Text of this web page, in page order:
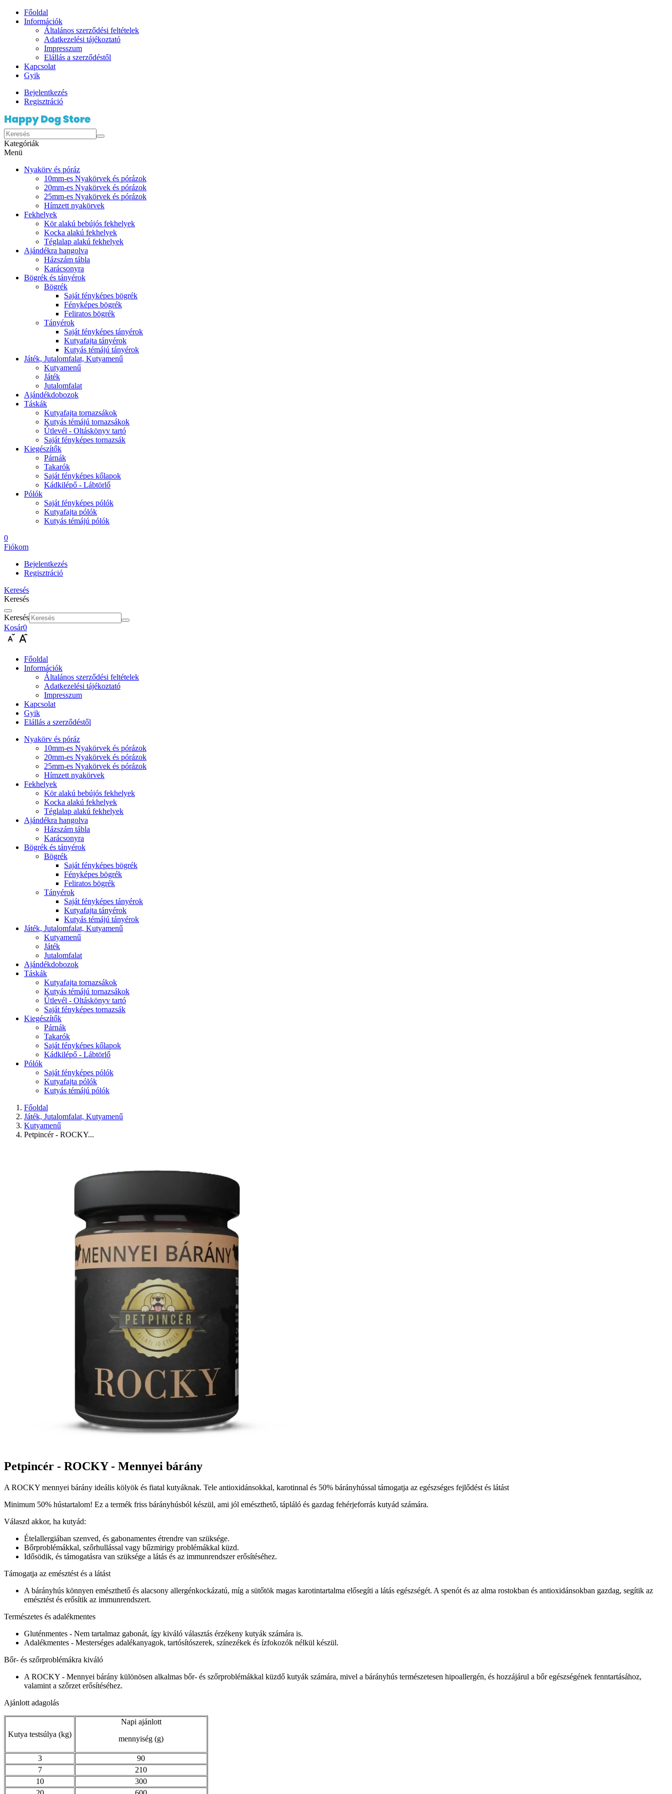
Főoldal
Információk
Általános szerződési feltételek
Adatkezelési tájékoztató
Impresszum
Elállás a szerződéstől
Kapcsolat
Gyik
Bejelentkezés
Regisztráció
Kategóriák
Menü
Nyakörv és póráz
10mm-es Nyakörvek és pórázok
20mm-es Nyakörvek és pórázok
25mm-es Nyakörvek és pórázok
Hímzett nyakörvek
Fekhelyek
Kör alakú bebújós fekhelyek
Kocka alakú fekhelyek
Téglalap alakú fekhelyek
Ajándékra hangolva
Házszám tábla
Karácsonyra
Bögrék és tányérok
Bögrék
Saját fényképes bögrék
Fényképes bögrék
Feliratos bögrék
Tányérok
Saját fényképes tányérok
Kutyafajta tányérok
Kutyás témájú tányérok
Játék, Jutalomfalat, Kutyamenű
Kutyamenű
Játék
Jutalomfalat
Ajándékdobozok
Táskák
Kutyafajta tornazsákok
Kutyás témájú tornazsákok
Útlevél - Oltáskönyv tartó
Saját fényképes tornazsák
Kiegészítők
Párnák
Takarók
Saját fényképes kőlapok
Kádkilépő - Lábtörlő
Pólók
Saját fényképes pólók
Kutyafajta pólók
Kutyás témájú pólók
0
Fiókom
Bejelentkezés
Regisztráció
Keresés
Keresés
Keresés
Kosár0
Főoldal
Információk
Általános szerződési feltételek
Adatkezelési tájékoztató
Impresszum
Kapcsolat
Gyik
Elállás a szerződéstől
Nyakörv és póráz
10mm-es Nyakörvek és pórázok
20mm-es Nyakörvek és pórázok
25mm-es Nyakörvek és pórázok
Hímzett nyakörvek
Fekhelyek
Kör alakú bebújós fekhelyek
Kocka alakú fekhelyek
Téglalap alakú fekhelyek
Ajándékra hangolva
Házszám tábla
Karácsonyra
Bögrék és tányérok
Bögrék
Saját fényképes bögrék
Fényképes bögrék
Feliratos bögrék
Tányérok
Saját fényképes tányérok
Kutyafajta tányérok
Kutyás témájú tányérok
Játék, Jutalomfalat, Kutyamenű
Kutyamenű
Játék
Jutalomfalat
Ajándékdobozok
Táskák
Kutyafajta tornazsákok
Kutyás témájú tornazsákok
Útlevél - Oltáskönyv tartó
Saját fényképes tornazsák
Kiegészítők
Párnák
Takarók
Saját fényképes kőlapok
Kádkilépő - Lábtörlő
Pólók
Saját fényképes pólók
Kutyafajta pólók
Kutyás témájú pólók
Főoldal
Játék, Jutalomfalat, Kutyamenű
Kutyamenű
Petpincér - ROCKY...
Petpincér - ROCKY - Mennyei bárány
A ROCKY mennyei bárány ideális kölyök és fiatal kutyáknak. Tele antioxidánsokkal, karotinnal és 50% bárányhússal támogatja az egészséges fejlődést és látást
Minimum 50% hústartalom! Ez a termék friss bárányhúsból készül, ami jól emészthető, tápláló és gazdag fehérjeforrás kutyád számára.
Válaszd akkor, ha kutyád:
Ételallergiában szenved, és gabonamentes étrendre van szüksége.
Bőrproblémákkal, szőrhullással vagy bűzmirigy problémákkal küzd.
Idősödik, és támogatásra van szüksége a látás és az immunrendszer erősítéséhez.
Támogatja az emésztést és a látást
A bárányhús könnyen emészthető és alacsony allergénkockázatú, míg a sütőtök magas karotintartalma elősegíti a látás egészségét. A spenót és az alma rostokban és antioxidánsokban gazdag, segítik az
emésztést és erősítik az immunrendszert.
Természetes és adalékmentes
Gluténmentes - Nem tartalmaz gabonát, így kiváló választás érzékeny kutyák számára is.
Adalékmentes - Mesterséges adalékanyagok, tartósítószerek, színezékek és ízfokozók nélkül készül.
Bőr- és szőrproblémákra kiváló
A ROCKY - Mennyei bárány különösen alkalmas bőr- és szőrproblémákkal küzdő kutyák számára, mivel a bárányhús természetesen hipoallergén, és hozzájárul a bőr egészségének fenntartásához,
valamint a szőrzet erősítéséhez.
Ajánlott adagolás
Kutya testsúlya (kg)
Napi ajánlott
mennyiség (g)
3
90
7
210
10
300